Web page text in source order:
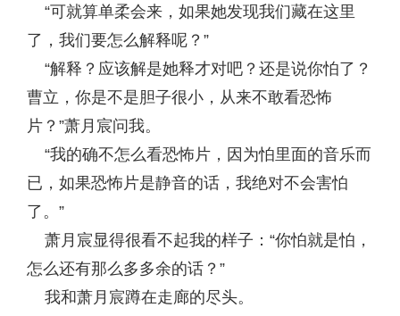
“可就算单柔会来，如果她发现我们藏在这里
了，我们要怎么解释呢？”
“解释？应该解是她释才对吧？还是说你怕了？
曹立，你是不是胆子很小，从来不敢看恐怖
片？”萧月宸问我。
“我的确不怎么看恐怖片，因为怕里面的音乐而
已，如果恐怖片是静音的话，我绝对不会害怕
了。”
萧月宸显得很看不起我的样子：“你怕就是怕，
怎么还有那么多多余的话？”
我和萧月宸蹲在走廊的尽头。